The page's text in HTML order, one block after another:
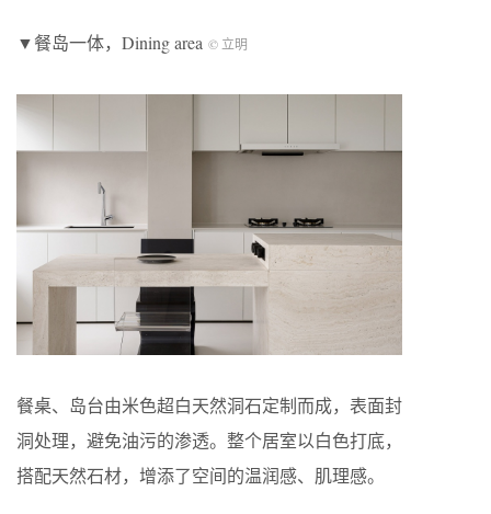
▼餐岛一体，Dining area © 立明
餐桌、岛台由米色超白天然洞石定制而成，表面封
洞处理，避免油污的渗透。整个居室以白色打底，
搭配天然石材，增添了空间的温润感、肌理感。